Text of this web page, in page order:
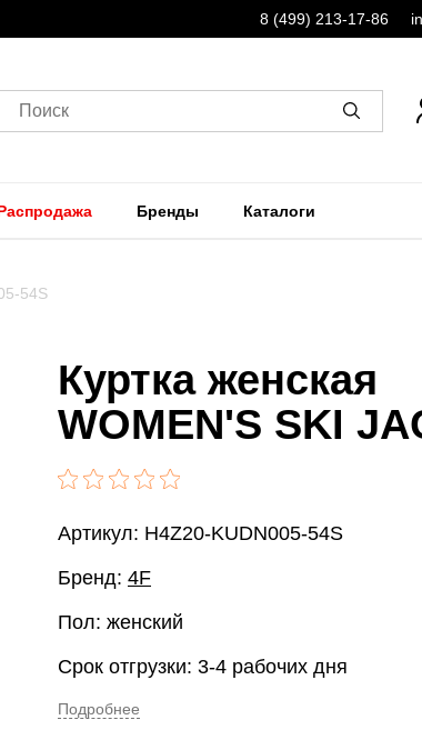
8 (499) 213-17-86
Поиск
Бренды Каталоги
54S
Куртка женская
WOMEN'S SKI
Артикул: H4Z20-KUDN005-54S
Бренд: 4F
Пол: женский
Срок отгрузки: 3-4 рабочих дня
Подробнее